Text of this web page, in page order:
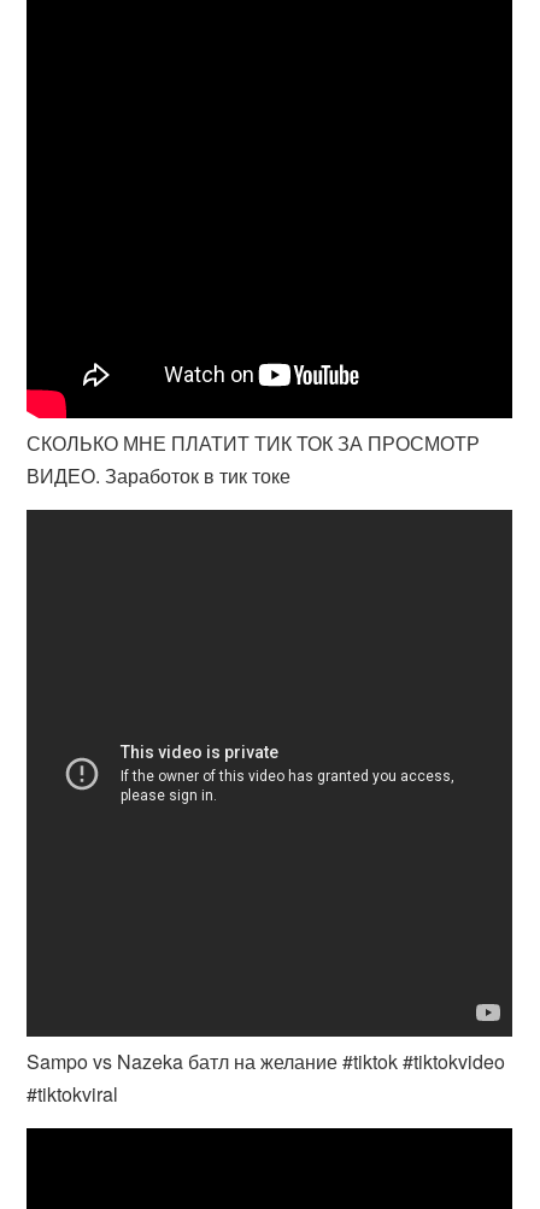
СКОЛЬКО МНЕ ПЛАТИТ ТИК ТОК ЗА ПРОСМОТР
ВИДЕО. Заработок в тик токе
Sampo vs Nazeka батл на желание #tiktok #tiktokvideo
#tiktokviral